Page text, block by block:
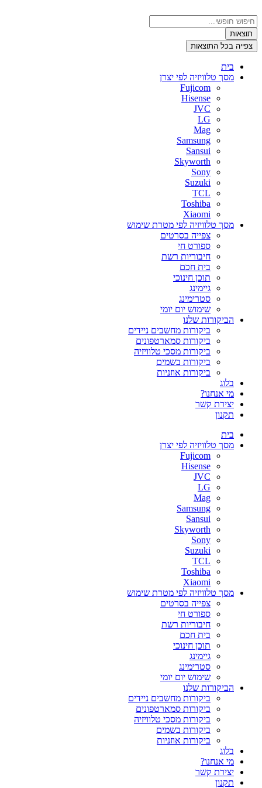
לתוכן
Search
...תוצאות
צפייה בכל התוצאות
בית
מסך טלוויזיה לפי יצרן
Fujicom
Hisense
JVC
LG
Mag
Samsung
Sansui
Skyworth
Sony
Suzuki
TCL
Toshiba
Xiaomi
מסך טלוויזיה לפי מטרת שימוש
צפייה בסרטים
ספורט חי
חיבוריות רשת
בית חכם
תוכן חינוכי
גיימינג
סטרימינג
שימוש יום יומי
הביקורות שלנו
ביקורות מחשבים ניידים
ביקורות סמארטפונים
ביקורות מסכי טלוויזיה
ביקורות בשמים
ביקורות אוזניות
בלוג
מי אנחנו?
יצירת קשר
תקנון
בית
מסך טלוויזיה לפי יצרן
Fujicom
Hisense
JVC
LG
Mag
Samsung
Sansui
Skyworth
Sony
Suzuki
TCL
Toshiba
Xiaomi
מסך טלוויזיה לפי מטרת שימוש
צפייה בסרטים
ספורט חי
חיבוריות רשת
בית חכם
תוכן חינוכי
גיימינג
סטרימינג
שימוש יום יומי
הביקורות שלנו
ביקורות מחשבים ניידים
ביקורות סמארטפונים
ביקורות מסכי טלוויזיה
ביקורות בשמים
ביקורות אוזניות
בלוג
מי אנחנו?
יצירת קשר
תקנון